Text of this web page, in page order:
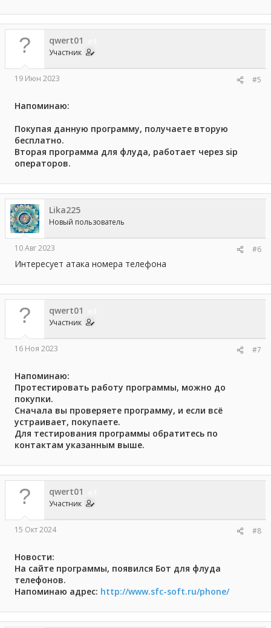
qwert01
Участник
19 Июн 2023 #5
Напоминаю:
Покупая данную программу, получаете вторую
бесплатно.
Вторая программа для флуда, работает через sip
операторов.
Lika225
Новый пользователь
10 Авг 2023 #6
Интересует атака номера телефона
qwert01
Участник
16 Ноя 2023 #7
Напоминаю:
Протестировать работу программы, можно до
покупки.
Сначала вы проверяете программу, и если всё
устраивает, покупаете.
Для тестирования программы обратитесь по
контактам указанным выше.
qwert01
Участник
15 Окт 2024 #8
Новости:
На сайте программы, появился Бот для флуда
телефонов.
Напоминаю адрес: http://www.sfc-soft.ru/phone/